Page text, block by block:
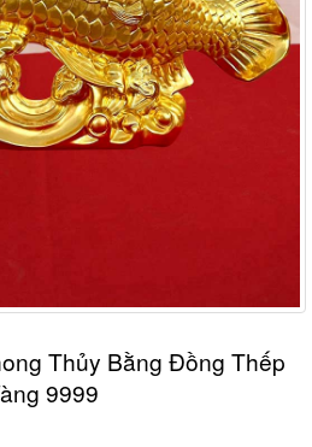
Thủy Bằng Đồng Thếp
9999